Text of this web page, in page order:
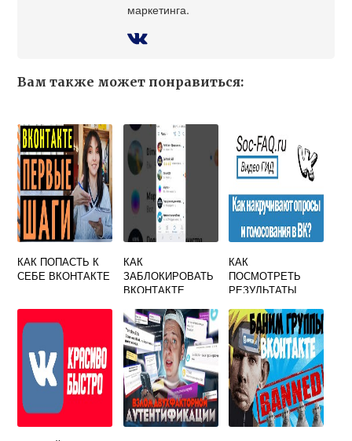
маркетинга.
Вам также может понравиться:
КАК ПОПАСТЬ К
СЕБЕ ВКОНТАКТЕ
КАК
ЗАБЛОКИРОВАТЬ
ВКОНТАКТЕ
ОН
ЗАБЛОКИРОВАЛ
ТЕБЯ
КАК
ПОСМОТРЕТЬ
РЕЗУЛЬТАТЫ
ОПРОСА
ВКОНТАКТЕ